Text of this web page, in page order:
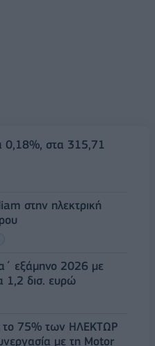
0,18%, στα 315,71
στην ηλεκτρική
εξάμηνο 2026 με
1,2 δισ. ευρώ
το 75% των ΗΛΕΚΤΩΡ
με τη Motor